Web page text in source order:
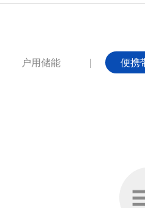
户用储能 | 便携